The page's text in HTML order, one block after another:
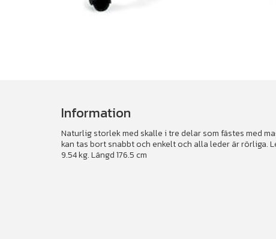
Information
Naturlig storlek med skalle i tre delar som fästes med
kan tas bort snabbt och enkelt och alla leder är rörliga.
9.54 kg. Längd 176.5 cm